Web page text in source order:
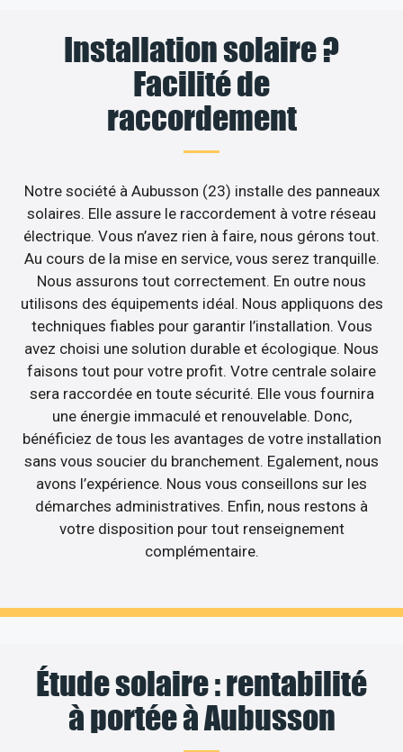
Installation solaire ?
Facilité de
raccordement
Notre société à Aubusson (23) installe des panneaux
solaires. Elle assure le raccordement à votre réseau
électrique. Vous n’avez rien à faire, nous gérons tout.
Au cours de la mise en service, vous serez tranquille.
Nous assurons tout correctement. En outre nous
utilisons des équipements idéal. Nous appliquons des
techniques fiables pour garantir l’installation. Vous
avez choisi une solution durable et écologique. Nous
faisons tout pour votre profit. Votre centrale solaire
sera raccordée en toute sécurité. Elle vous fournira
une énergie immaculé et renouvelable. Donc,
bénéficiez de tous les avantages de votre installation
sans vous soucier du branchement. Egalement, nous
avons l’expérience. Nous vous conseillons sur les
démarches administratives. Enfin, nous restons à
votre disposition pour tout renseignement
complémentaire.
Étude solaire : rentabilité
à portée à Aubusson